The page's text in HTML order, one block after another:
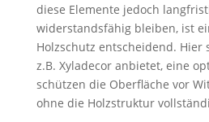
diese Elemente jedoch
widerstandsfähig bleiben, ist
Holzschutz entscheidend. Hier
z.B. Xyladecor anbietet, eine
schützen die Oberfläche vor
ohne die Holzstruktur